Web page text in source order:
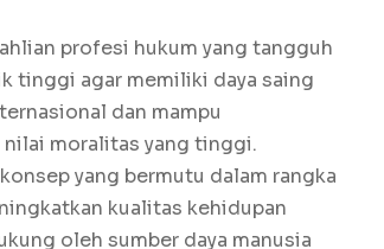
profesi hukum yang tangguh
tinggi agar memiliki daya saing
dan mampu
moralitas yang tinggi.
yang bermutu dalam rangka
kualitas kehidupan
oleh sumber daya manusia